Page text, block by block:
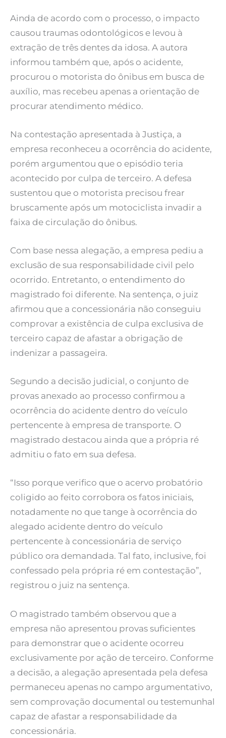
Ainda de acordo com o processo, o impacto
causou traumas odontológicos e levou à
extração de três dentes da idosa. A autora
informou também que, após o acidente,
procurou o motorista do ônibus em busca de
auxílio, mas recebeu apenas a orientação de
procurar atendimento médico.
Na contestação apresentada à Justiça, a
empresa reconheceu a ocorrência do acidente,
porém argumentou que o episódio teria
acontecido por culpa de terceiro. A defesa
sustentou que o motorista precisou frear
bruscamente após um motociclista invadir a
faixa de circulação do ônibus.
Com base nessa alegação, a empresa pediu a
exclusão de sua responsabilidade civil pelo
ocorrido. Entretanto, o entendimento do
magistrado foi diferente. Na sentença, o juiz
afirmou que a concessionária não conseguiu
comprovar a existência de culpa exclusiva de
terceiro capaz de afastar a obrigação de
indenizar a passageira.
Segundo a decisão judicial, o conjunto de
provas anexado ao processo confirmou a
ocorrência do acidente dentro do veículo
pertencente à empresa de transporte. O
magistrado destacou ainda que a própria ré
admitiu o fato em sua defesa.
“Isso porque verifico que o acervo probatório
coligido ao feito corrobora os fatos iniciais,
notadamente no que tange à ocorrência do
alegado acidente dentro do veículo
pertencente à concessionária de serviço
público ora demandada. Tal fato, inclusive, foi
confessado pela própria ré em contestação”,
registrou o juiz na sentença.
O magistrado também observou que a
empresa não apresentou provas suficientes
para demonstrar que o acidente ocorreu
exclusivamente por ação de terceiro. Conforme
a decisão, a alegação apresentada pela defesa
permaneceu apenas no campo argumentativo,
sem comprovação documental ou testemunhal
capaz de afastar a responsabilidade da
concessionária.